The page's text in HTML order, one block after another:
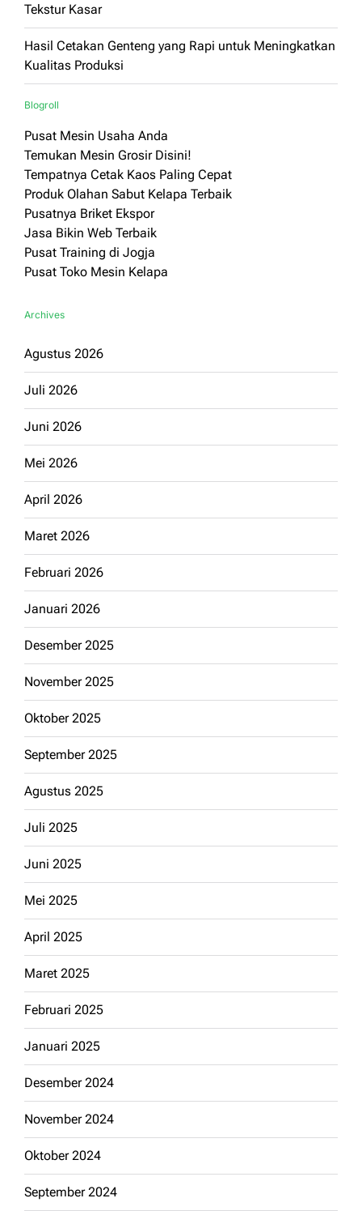
Tekstur Kasar
Hasil Cetakan Genteng yang Rapi untuk Meningkatkan
Kualitas Produksi
Blogroll
Pusat Mesin Usaha Anda
Temukan Mesin Grosir Disini!
Tempatnya Cetak Kaos Paling Cepat
Produk Olahan Sabut Kelapa Terbaik
Pusatnya Briket Ekspor
Jasa Bikin Web Terbaik
Pusat Training di Jogja
Pusat Toko Mesin Kelapa
Archives
Agustus 2026
Juli 2026
Juni 2026
Mei 2026
April 2026
Maret 2026
Februari 2026
Januari 2026
Desember 2025
November 2025
Oktober 2025
September 2025
Agustus 2025
Juli 2025
Juni 2025
Mei 2025
April 2025
Maret 2025
Februari 2025
Januari 2025
Desember 2024
November 2024
Oktober 2024
September 2024